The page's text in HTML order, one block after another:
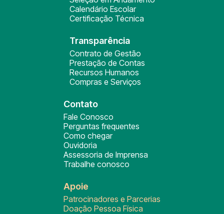
Calendário Escolar
Certificação Técnica
Transparência
Contrato de Gestão
Prestação de Contas
Recursos Humanos
Compras e Serviços
Contato
Fale Conosco
Perguntas frequentes
Como chegar
Ouvidoria
Assessoria de Imprensa
Trabalhe conosco
Apoie
Patrocinadores e Parcerias
Doação Pessoa Física